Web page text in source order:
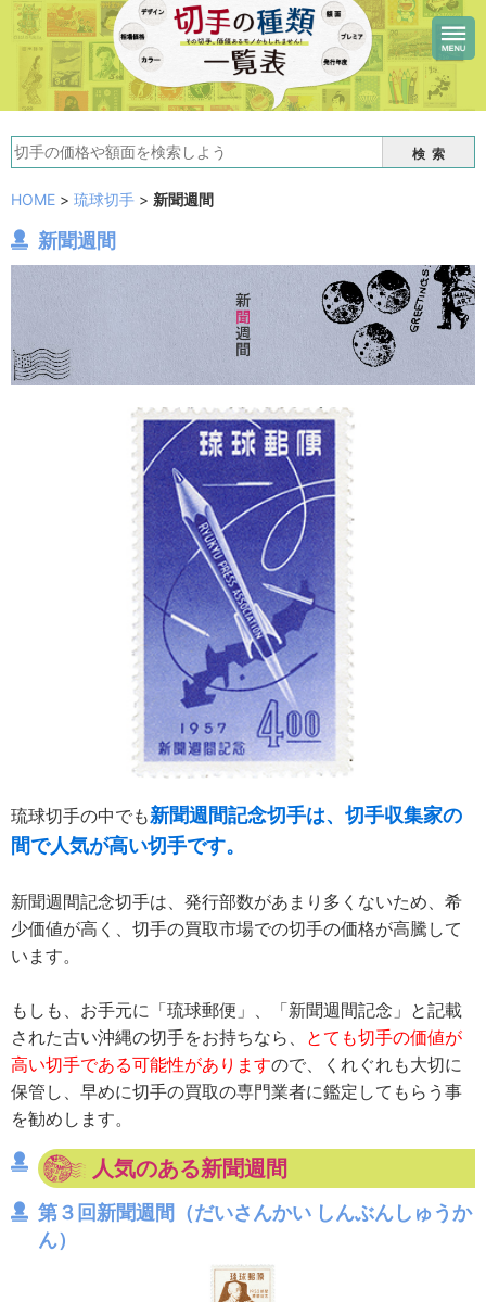
検索
HOME > 琉球切手 > 新聞週間
新聞週間
琉球切手の中でも新聞週間記念切手は、切手収集家の
間で人気が高い切手です。
新聞週間記念切手は、発行部数があまり多くないため、希
少価値が高く、切手の買取市場での切手の価格が高騰して
います。
もしも、お手元に「琉球郵便」、「新聞週間記念」と記載
された古い沖縄の切手をお持ちなら、 とても切手の価値が
高い切手である可能性がありますので、くれぐれも大切に
保管し、早めに切手の買取の専門業者に鑑定してもらう事
を勧めします。
人気のある新聞週間
第３回新聞週間（だいさんかい しんぶんしゅうか
ん）